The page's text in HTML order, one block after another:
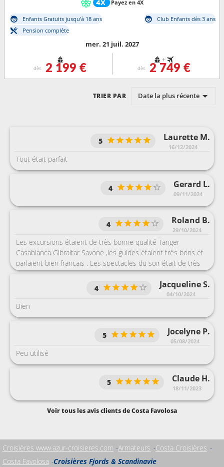
Payez en 4X
Enfants Gratuits jusqu'à 18 ans
Club Enfants dès 3 ans
Pension complète
mer. 21 juil. 2027
dès 2 199 €
+
dès 2 749 €
TRIER PAR Date la plus récente
Laurette M.
16/12/2024
5
Tout était parfait
Gerard L.
09/11/2024
4
Roland B.
29/10/2024
4
Les excursions étaient de très bonne qualité Tanger
Casablanca Gibraltar Savone ,les guides étaient très bons et
parlaient bien français . Les spectacles du soir était de très
bonne qualité très bons acteurs et danseurs et chanteurs .
Jacqueline S.
04/10/2024
4
Bien
Jocelyne P.
05/08/2024
5
Peu utilisé
Claude H.
18/11/2023
5
Voir tous les avis clients de Costa Favolosa
Croisières www.azur-croisieres.com Armateurs Costa Croisières
Costa Favolosa Croisières Fjords & Scandinavie